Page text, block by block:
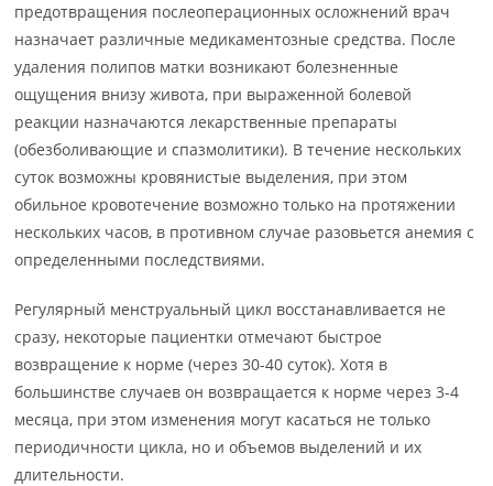
предотвращения послеоперационных осложнений врач
назначает различные медикаментозные средства. После
удаления полипов матки возникают болезненные
ощущения внизу живота, при выраженной болевой
реакции назначаются лекарственные препараты
(обезболивающие и спазмолитики). В течение нескольких
суток возможны кровянистые выделения, при этом
обильное кровотечение возможно только на протяжении
нескольких часов, в противном случае разовьется анемия с
определенными последствиями.
Регулярный менструальный цикл восстанавливается не
сразу, некоторые пациентки отмечают быстрое
возвращение к норме (через 30-40 суток). Хотя в
большинстве случаев он возвращается к норме через 3-4
месяца, при этом изменения могут касаться не только
периодичности цикла, но и объемов выделений и их
длительности.